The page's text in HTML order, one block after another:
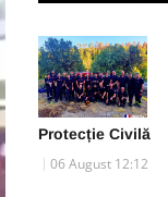
Protecție Civilă
06 August 12:12